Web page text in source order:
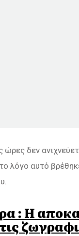
δεν
λόγο αυτό
: Η